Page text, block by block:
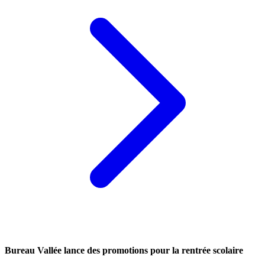
Bureau Vallée lance des promotions pour la rentrée scolaire